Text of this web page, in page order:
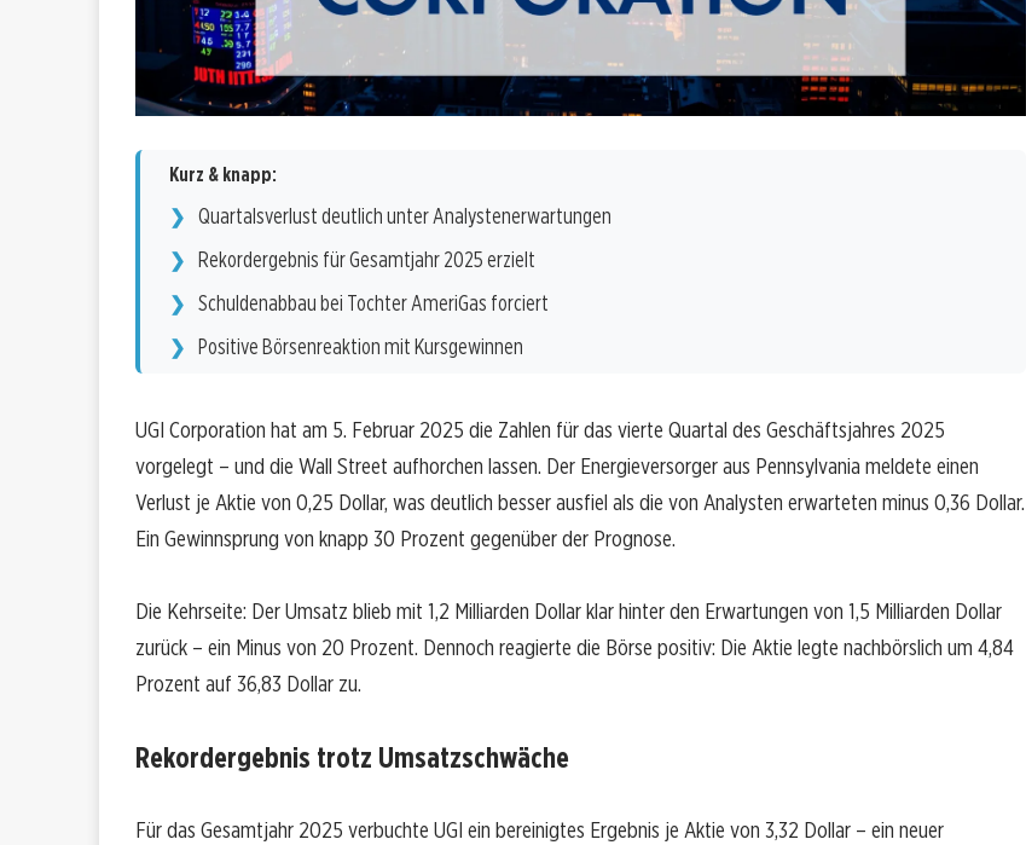
Kurz & knapp:
Quartalsverlust deutlich unter Analystenerwartungen
Rekordergebnis für Gesamtjahr 2025 erzielt
Schuldenabbau bei Tochter AmeriGas forciert
Positive Börsenreaktion mit Kursgewinnen
UGI Corporation hat am 5. Februar 2025 die Zahlen für das vierte Quartal des Geschäftsjahres 2025
vorgelegt – und die Wall Street aufhorchen lassen. Der Energieversorger aus Pennsylvania meldete einen
Verlust je Aktie von 0,25 Dollar, was deutlich besser ausfiel als die von Analysten erwarteten minus 0,36 Dollar.
Ein Gewinnsprung von knapp 30 Prozent gegenüber der Prognose.
Die Kehrseite: Der Umsatz blieb mit 1,2 Milliarden Dollar klar hinter den Erwartungen von 1,5 Milliarden Dollar
zurück – ein Minus von 20 Prozent. Dennoch reagierte die Börse positiv: Die Aktie legte nachbörslich um 4,84
Prozent auf 36,83 Dollar zu.
Rekordergebnis trotz Umsatzschwäche
Für das Gesamtjahr 2025 verbuchte UGI ein bereinigtes Ergebnis je Aktie von 3,32 Dollar – ein neuer